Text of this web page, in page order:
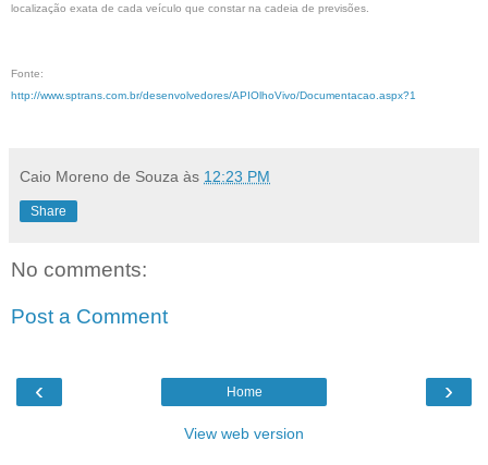
localização exata de cada veículo que constar na cadeia de previsões.
Fonte:
http://www.sptrans.com.br/desenvolvedores/APIOlhoVivo/Documentacao.aspx?1
Caio Moreno de Souza às 12:23 PM
Share
No comments:
Post a Comment
‹ ›
Home
View web version